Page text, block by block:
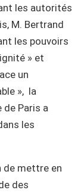
les autorités
M. Bertrand
les pouvoirs
» et
un
», la
de Paris a
les
de mettre en
des